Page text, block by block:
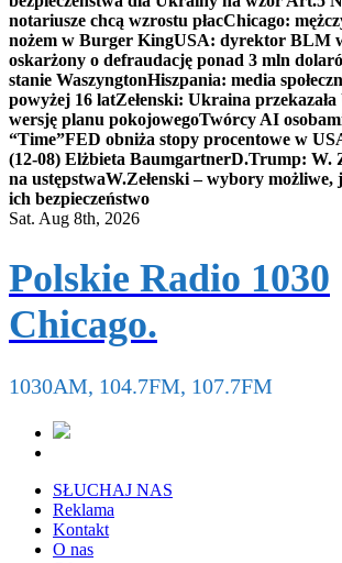
notariusze chcą wzrostu płacChicago:
nożem w Burger KingUSA: dyrektor BLM
oskarżony o defraudację ponad 3 mln
stanie WaszyngtonHiszpania: media
powyżej 16 latZełenski: Ukraina
wersję planu pokojowegoTwórcy AI
“Time”FED obniża stopy procentowe w
(12-08) Elżbieta BaumgartnerD.Trump: W.
na ustępstwaW.Zełenski – wybory możliwe,
ich bezpieczeństwo
Sat. Aug 8th, 2026
Polskie Radio 1030
Chicago.
1030AM, 104.7FM, 107.7FM
SŁUCHAJ NAS
Reklama
Kontakt
O nas